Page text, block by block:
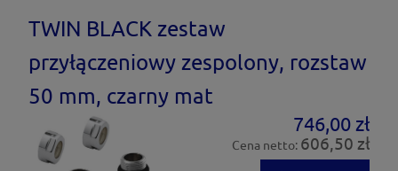
TWIN BLACK zestaw
przyłączeniowy zespolony, rozstaw
50 mm, czarny mat
746,00 zł
Cena netto: 606,50 zł